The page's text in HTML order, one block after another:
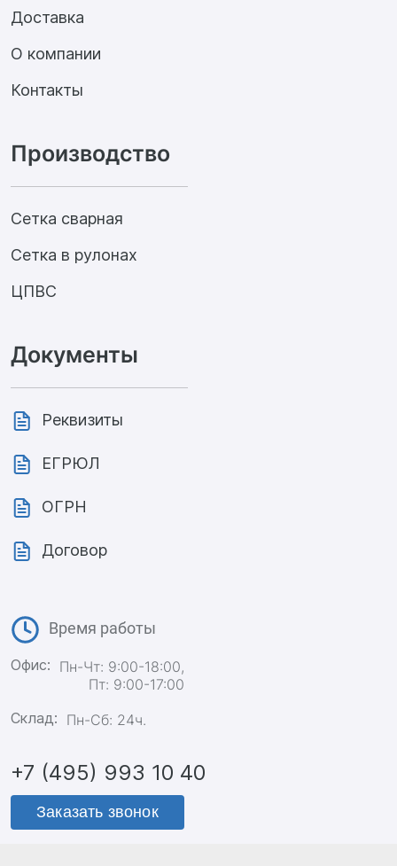
Производство
Сетка сварная
Сетка в рулонах
ЦПВС
Доставка
О компании
Контакты
Документы
Реквизиты
ЕГРЮЛ
ОГРН
Договор
Время работы
Офис: Пн-Чт: 9:00-18:00,
Пт: 9:00-17:00
Склад: Пн-Сб: 24ч.
+7 (495) 993 10 40
Заказать звонок